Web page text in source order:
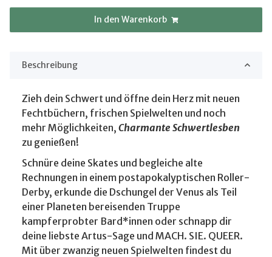
In den Warenkorb
Beschreibung
Zieh dein Schwert und öffne dein Herz mit neuen
Fechtbüchern, frischen Spielwelten und noch
mehr Möglichkeiten, Charmante Schwertlesben
zu genießen!
Schnüre deine Skates und begleiche alte
Rechnungen in einem postapokalyptischen Roller-
Derby, erkunde die Dschungel der Venus als Teil
einer Planeten bereisenden Truppe
kampferprobter Bard*innen oder schnapp dir
deine liebste Artus-Sage und MACH. SIE. QUEER.
Mit über zwanzig neuen Spielwelten findest du